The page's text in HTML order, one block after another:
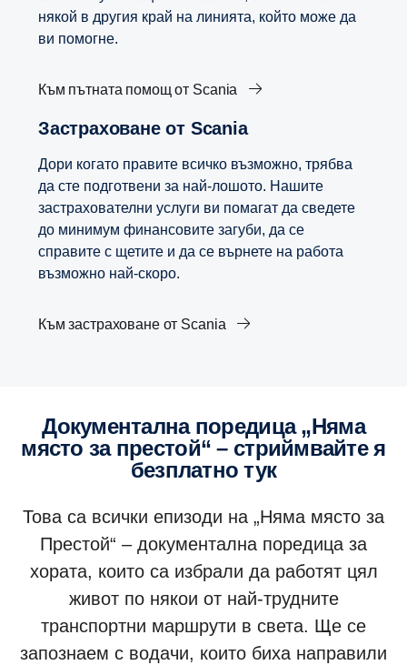
някой в другия край на линията, който може да
ви помогне.
Към пътната помощ от Scania
Застраховане от Scania
Дори когато правите всичко възможно, трябва
да сте подготвени за най-лошото. Нашите
застрахователни услуги ви помагат да сведете
до минимум финансовите загуби, да се
справите с щетите и да се върнете на работа
възможно най-скоро.
Към застраховане от Scania
Документална поредица „Няма
място за престой“ – стриймвайте я
безплатно тук
Това са всички епизоди на „Няма място за
Престой“ – документална поредица за
хората, които са избрали да работят цял
живот по някои от най-трудните
транспортни маршрути в света. Ще се
запознаем с водачи, които биха направили